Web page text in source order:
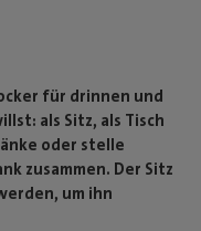
für drinnen und
als Sitz, als Tisch
oder stelle
zusammen. Der Sitz
um ihn